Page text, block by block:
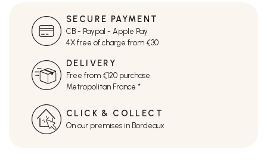
SECURE PAYMENT
CB - Paypal - Apple Pay
4X free of charge from €30
DELIVERY
Free from €120 purchase
Metropolitan France *
CLICK & COLLECT
On our premises in Bordeaux